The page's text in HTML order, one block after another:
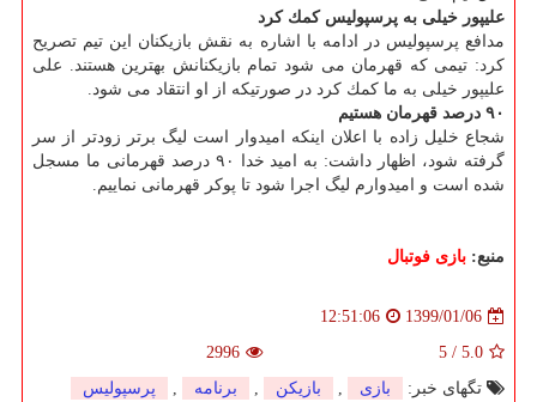
علیپور خیلی به پرسپولیس كمك كرد
مدافع پرسپولیس در ادامه با اشاره به نقش بازیكنان این تیم تصریح
كرد: تیمی كه قهرمان می شود تمام بازیكنانش بهترین هستند. علی
علیپور خیلی به ما كمك كرد در صورتیكه از او انتقاد می شود.
۹۰ درصد قهرمان هستیم
شجاع خلیل زاده با اعلان اینكه امیدوار است لیگ برتر زودتر از سر
گرفته شود، اظهار داشت: به امید خدا ۹۰ درصد قهرمانی ما مسجل
شده است و امیدوارم لیگ اجرا شود تا پوكر قهرمانی نماییم.
منبع: بازی فوتبال
1399/01/06
12:51:06
5.0
/
5
2996
تگهای خبر:
بازی , بازیكن , برنامه , پرسپولیس